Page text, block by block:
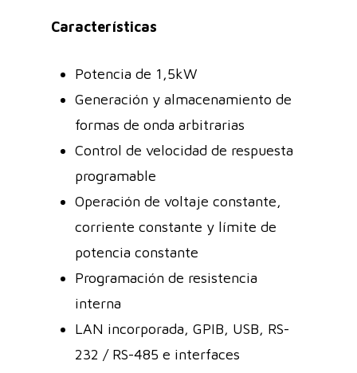
Características
Potencia de 1,5kW
Generación y almacenamiento de
formas de onda arbitrarias
Control de velocidad de respuesta
programable
Operación de voltaje constante,
corriente constante y límite de
potencia constante
Programación de resistencia
interna
LAN incorporada, GPIB, USB, RS-
232 / RS-485 e interfaces